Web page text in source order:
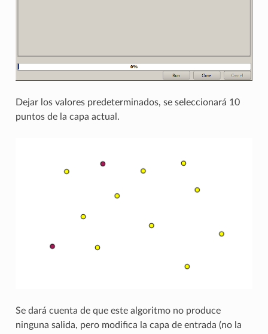
Dejar los valores predeterminados, se seleccionará 10
puntos de la capa actual.
Se dará cuenta de que este algoritmo no produce
ninguna salida, pero modifica la capa de entrada (no la